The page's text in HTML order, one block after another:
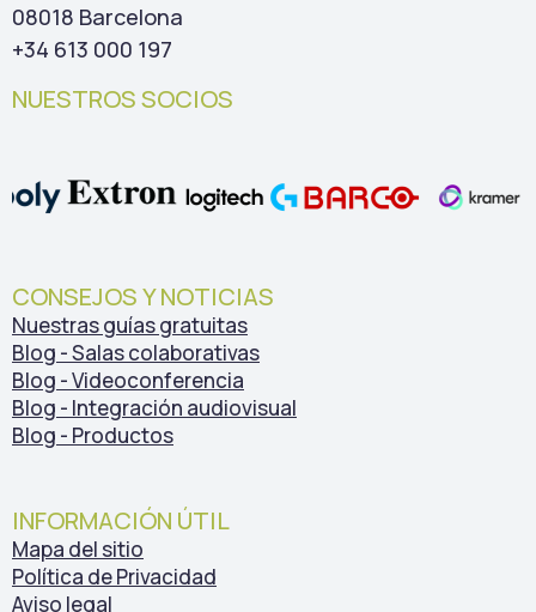
08018 Barcelona
+34 613 000 197
NUESTROS SOCIOS
CONSEJOS Y NOTICIAS
Nuestras guías gratuitas
Blog - Salas colaborativas
Blog - Videoconferencia
Blog - Integración audiovisual
Blog - Productos
INFORMACIÓN ÚTIL
Mapa del sitio
Política de Privacidad
Aviso legal